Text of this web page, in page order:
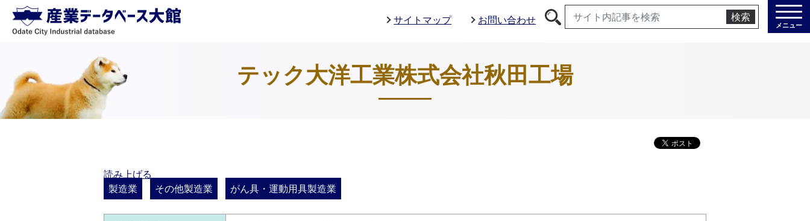
サイトマップ お問い合わせ 検索
メニュー
テック大洋工業株式会社秋田工場
読み上げる
製造業
その他製造業 がん具・運動用具製造業